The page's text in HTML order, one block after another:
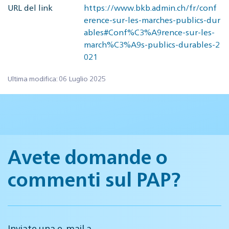
URL del link
https://www.bkb.admin.ch/fr/conf
erence-sur-les-marches-publics-dur
ables#Conf%C3%A9rence-sur-les-
march%C3%A9s-publics-durables-2
021
Ultima modifica: 06 Luglio 2025
Avete domande o
commenti sul PAP?